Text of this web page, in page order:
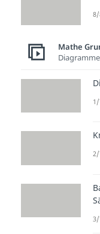
ist
8/
Mathe
Diagramme
2/